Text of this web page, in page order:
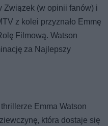
Związek (w opinii fanów) i
z kolei przyznało Emmę
Filmową. Watson
za Najlepszy
Emma Watson
która dostaje się